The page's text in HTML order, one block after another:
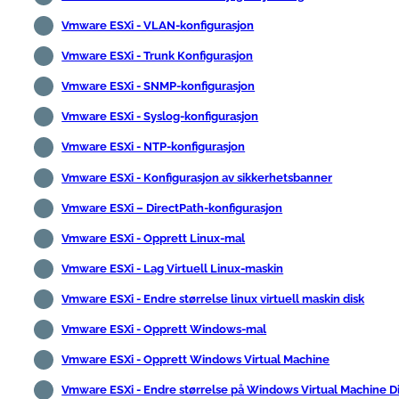
Vmware ESXi - VLAN-konfigurasjon
Vmware ESXi - Trunk Konfigurasjon
Vmware ESXi - SNMP-konfigurasjon
Vmware ESXi - Syslog-konfigurasjon
Vmware ESXi - NTP-konfigurasjon
Vmware ESXi - Konfigurasjon av sikkerhetsbanner
Vmware ESXi – DirectPath-konfigurasjon
Vmware ESXi - Opprett Linux-mal
Vmware ESXi - Lag Virtuell Linux-maskin
Vmware ESXi - Endre størrelse linux virtuell maskin disk
Vmware ESXi - Opprett Windows-mal
Vmware ESXi - Opprett Windows Virtual Machine
Vmware ESXi - Endre størrelse på Windows Virtual Machine